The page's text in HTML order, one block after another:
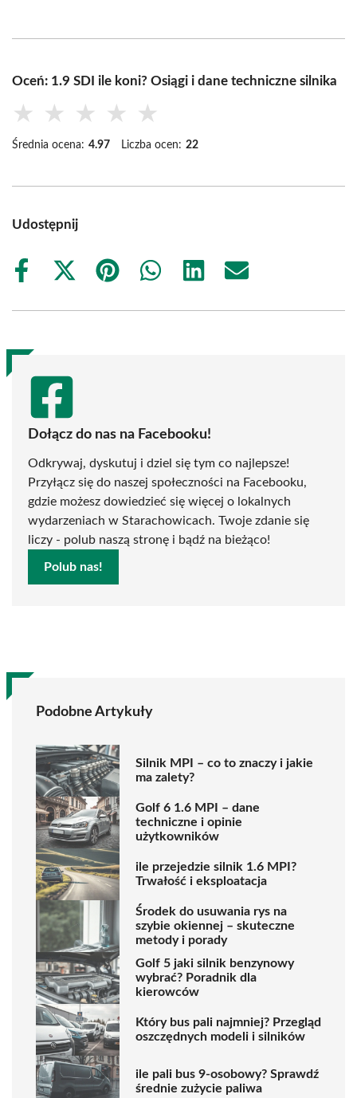
Oceń: 1.9 SDI ile koni? Osiągi i dane techniczne silnika
★ ★ ★ ★ ★
Średnia ocena: 4.97 Liczba ocen: 22
Udostępnij
Share
Share
(Twitter)
Share
Share
Share
Share
Dołącz do nas na Facebooku!
Odkrywaj, dyskutuj i dziel się tym co najlepsze!
Przyłącz się do naszej społeczności na Facebooku,
gdzie możesz dowiedzieć się więcej o lokalnych
wydarzeniach w Starachowicach. Twoje zdanie się
liczy - polub naszą stronę i bądź na bieżąco!
Polub nas!
Podobne Artykuły
Silnik MPI – co to znaczy i jakie
ma zalety?
Golf 6 1.6 MPI – dane
techniczne i opinie
użytkowników
ile przejedzie silnik 1.6 MPI?
Trwałość i eksploatacja
Środek do usuwania rys na
szybie okiennej – skuteczne
metody i porady
Golf 5 jaki silnik benzynowy
wybrać? Poradnik dla
kierowców
Który bus pali najmniej? Przegląd
oszczędnych modeli i silników
ile pali bus 9-osobowy? Sprawdź
średnie zużycie paliwa